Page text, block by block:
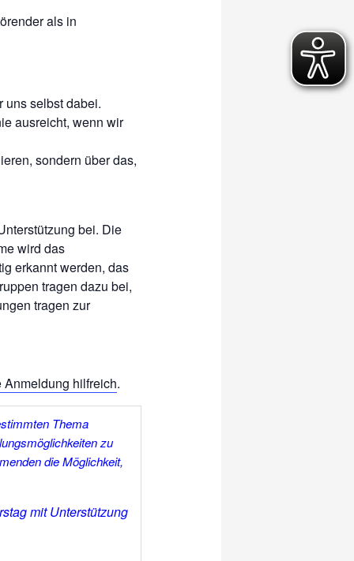
als in
uns selbst dabei.
ausreicht, wenn wir
sondern über das,
bei. Die
wird das
erkannt werden, das
tragen dazu bei,
tragen zur
Anmeldung hilfreich.
Thema
zu
die Möglichkeit,
mit Unterstützung